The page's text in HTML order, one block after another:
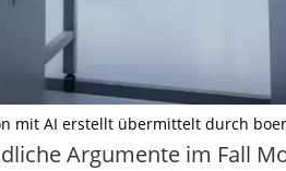
mit AI erstellt übermittelt durch
Argumente im Fall